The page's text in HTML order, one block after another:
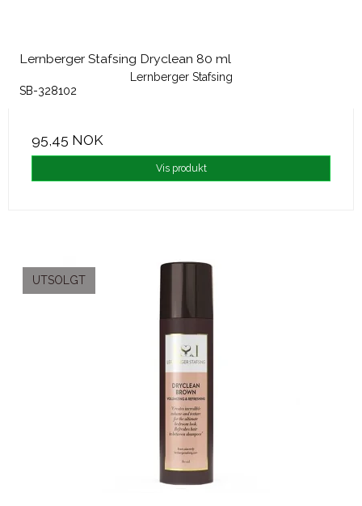
Lernberger Stafsing Dryclean 80 ml
Lernberger Stafsing
SB-328102
95,45 NOK
Vis produkt
UTSOLGT